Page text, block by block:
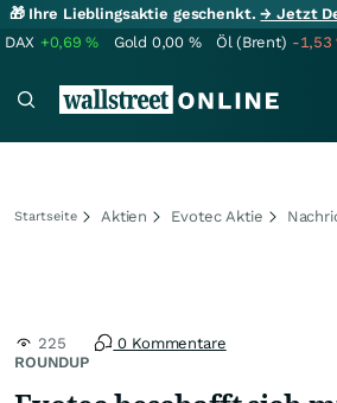
🎁 Ihre Lieblingsaktie geschenkt.→ Jetzt
DAX +0,69% Gold 0,00 % Öl (Brent) -1,53
Startseite Aktien Evotec Aktie
ROUNDUP
225 0 Kommentare